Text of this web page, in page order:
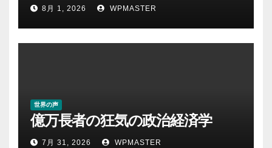
8月 1, 2026 WPMASTER
世界の声
億万長者の狂気の政治経済学
7月 31, 2026 WPMASTER